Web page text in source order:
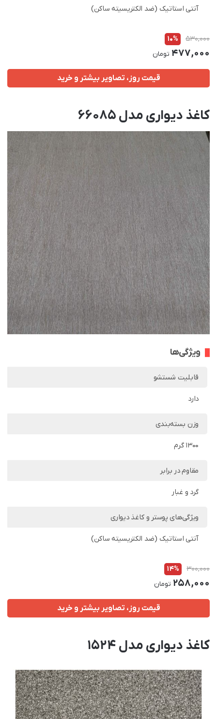
آنتی استاتیک (ضد الکتریسیته ساکن)
530,000
10%
477,000 تومان
قیمت روز، تصاویر بیشتر و خرید
کاغذ دیواری مدل 66085
ویژگی‌ها
قابلیت شستشو
دارد
وزن بسته‌بندی
1300 گرم
مقاوم در برابر
گرد و غبار
ویژگی‌های پوستر و کاغذ دیواری
آنتی استاتیک (ضد الکتریسیته ساکن)
300,000
14%
258,000 تومان
قیمت روز، تصاویر بیشتر و خرید
کاغذ دیواری مدل 1524